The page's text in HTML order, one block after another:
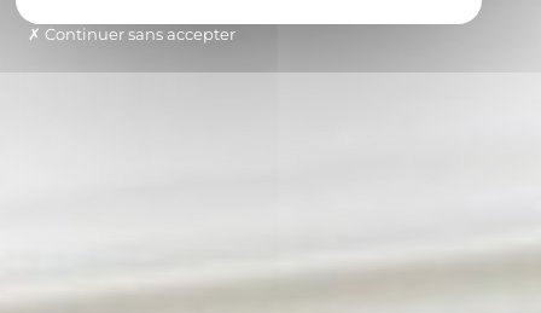
Continuer sans accepter